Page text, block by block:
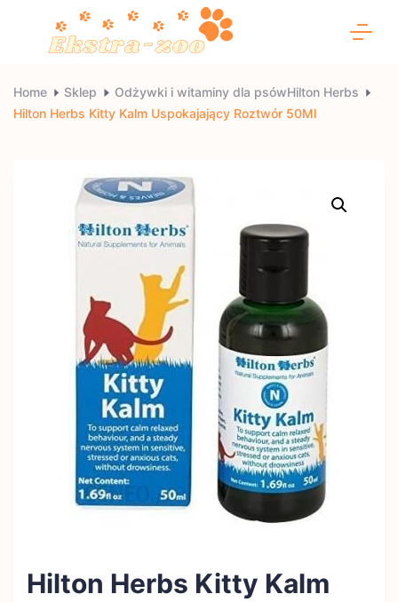
Ekstra-
zoo
Home Sklep
Odżywki i witaminy dla psówHilton Herbs
Hilton Herbs Kitty Kalm Uspokajający Roztwór 50Ml
Hilton Herbs Kitty Kalm